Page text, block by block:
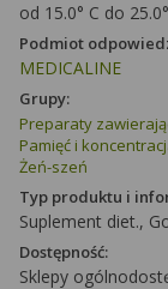
od 15.0° C do
Podmiot
MEDICALINE
Grupy:
Preparaty
Pamięć i
Żeń-szeń
Typ produktu i
Suplement diet.,
Dostępność:
Sklepy